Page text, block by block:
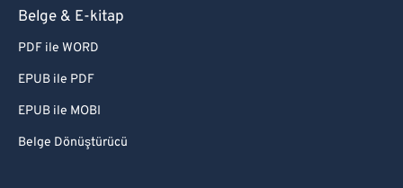
Belge & E-kitap
PDF ile WORD
EPUB ile PDF
EPUB ile MOBI
Belge Dönüştürücü